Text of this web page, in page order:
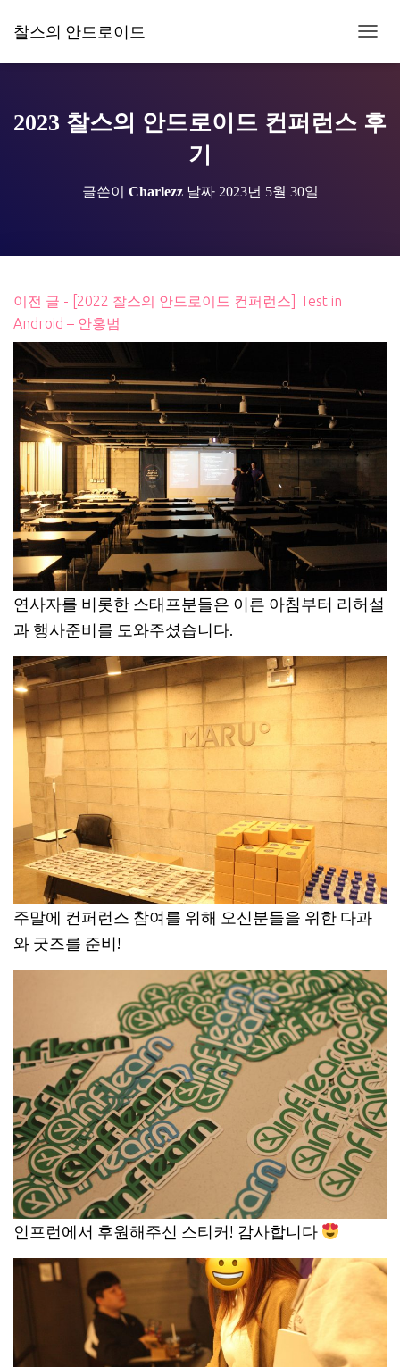
찰스의 안드로이드
비
션
토
2023 찰스의 안드로이드 컨퍼런스 후
기
글쓴이 Charlezz날짜 2023년 5월 30일
이전 글 - [2022 찰스의 안드로이드 컨퍼런스] Test in
Android – 안홍범
연사자를 비롯한 스태프분들은 이른 아침부터 리허설
과 행사준비를 도와주셨습니다.
주말에 컨퍼런스 참여를 위해 오신분들을 위한 다과
와 굿즈를 준비!
인프런에서 후원해주신 스티커! 감사합니다